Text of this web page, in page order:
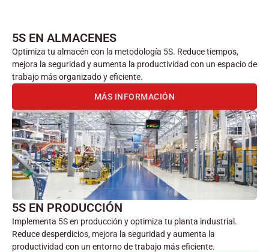
5S EN ALMACENES
Optimiza tu almacén con la metodología 5S. Reduce tiempos,
mejora la seguridad y aumenta la productividad con un espacio de
trabajo más organizado y eficiente.
MÁS INFORMACIÓN
5S EN PRODUCCIÓN
Implementa 5S en producción y optimiza tu planta industrial.
Reduce desperdicios, mejora la seguridad y aumenta la
productividad con un entorno de trabajo más eficiente.